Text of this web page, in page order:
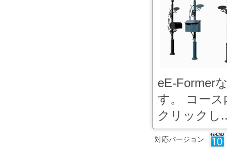
eE-Former
す。 コース
クリックし
対応バージョン